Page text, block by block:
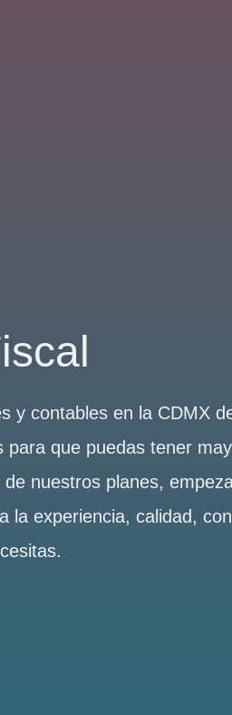
y contables en la CDMX
que puedas tener
nuestros planes,
la experiencia, calidad,